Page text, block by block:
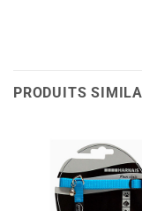
PRODUITS